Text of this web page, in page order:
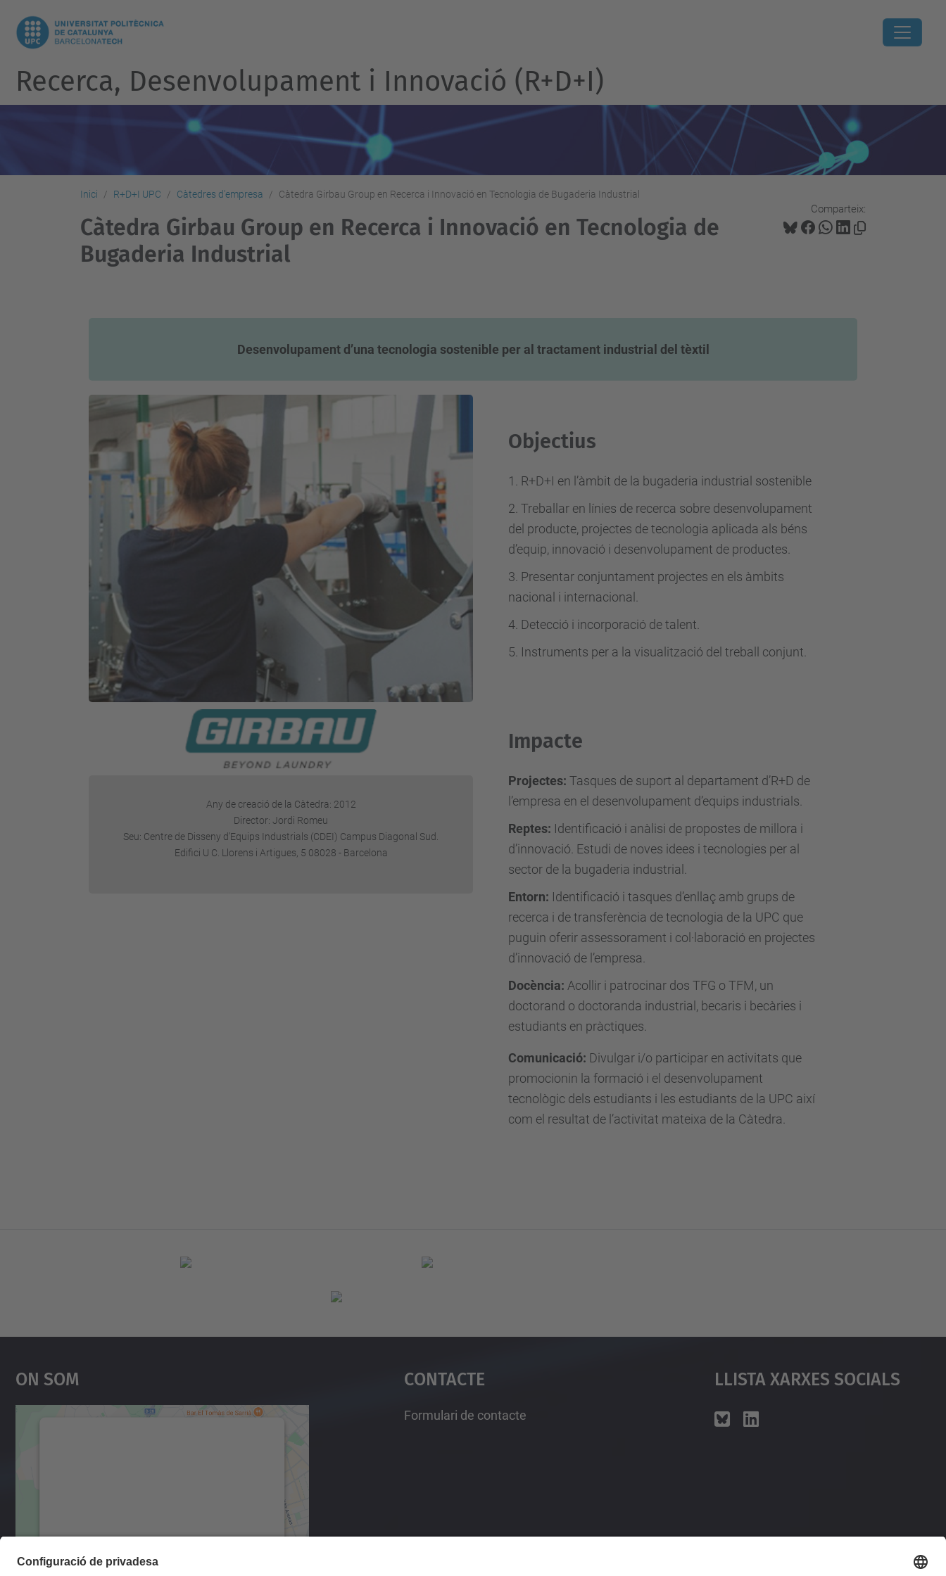
Recerca, Desenvolupament i Innovació (R+D+I)
Inici R+D+I UPC Càtedres d'empresa Càtedra Girbau Group en Recerca i Innovació en Tecnologia de Bugaderia Industrial
Comparteix:
Càtedra Girbau Group en Recerca i Innovació en Tecnologia de
Bugaderia Industrial
Desenvolupament d’una tecnologia sostenible per al tractament industrial del tèxtil
Any de creació de la Càtedra: 2012
Director: Jordi Romeu
Seu: Centre de Disseny d’Equips Industrials (CDEI) Campus Diagonal Sud.
Edifici U C. Llorens i Artigues, 5 08028 - Barcelona
Objectius
1. R+D+I en l’àmbit de la bugaderia industrial sostenible
2. Treballar en línies de recerca sobre desenvolupament
del producte, projectes de tecnologia aplicada als béns
d’equip, innovació i desenvolupament de productes.
3. Presentar conjuntament projectes en els àmbits
nacional i internacional.
4. Detecció i incorporació de talent.
5. Instruments per a la visualització del treball conjunt.
Impacte
Projectes: Tasques de suport al departament d’R+D de
l’empresa en el desenvolupament d’equips industrials.
Reptes: Identificació i anàlisi de propostes de millora i
d’innovació. Estudi de noves idees i tecnologies per al
sector de la bugaderia industrial.
Entorn: Identificació i tasques d’enllaç amb grups de
recerca i de transferència de tecnologia de la UPC que
puguin oferir assessorament i col·laboració en projectes
d’innovació de l’empresa.
Docència: Acollir i patrocinar dos TFG o TFM, un
doctorand o doctoranda industrial, becaris i becàries i
estudiants en pràctiques.
Comunicació: Divulgar i/o participar en activitats que
promocionin la formació i el desenvolupament
tecnològic dels estudiants i les estudiants de la UPC així
com el resultat de l’activitat mateixa de la Càtedra.
On Som
Més Informació
Contacte
Formulari de contacte
Llista Xarxes Socials